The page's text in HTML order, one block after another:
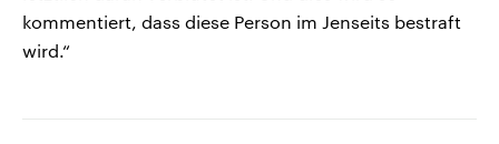
kommentiert, dass diese Person im Jenseits bestraft
wird.“